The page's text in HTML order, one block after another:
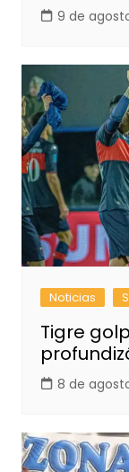
9 de
Noticias
Tigre
8 de